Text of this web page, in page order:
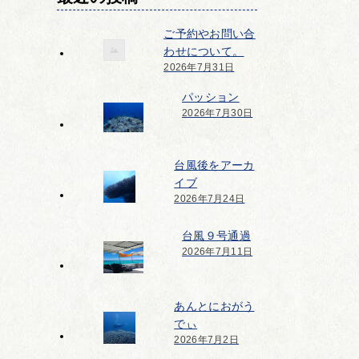
ご予約やお問い合
わせについて。
2026年7月31日
パッション
2026年7月30日
台風後をアーカ
イブ
2026年7月24日
台風９号通過
2026年7月11日
あんとにおがう
でぃ
2026年7月2日